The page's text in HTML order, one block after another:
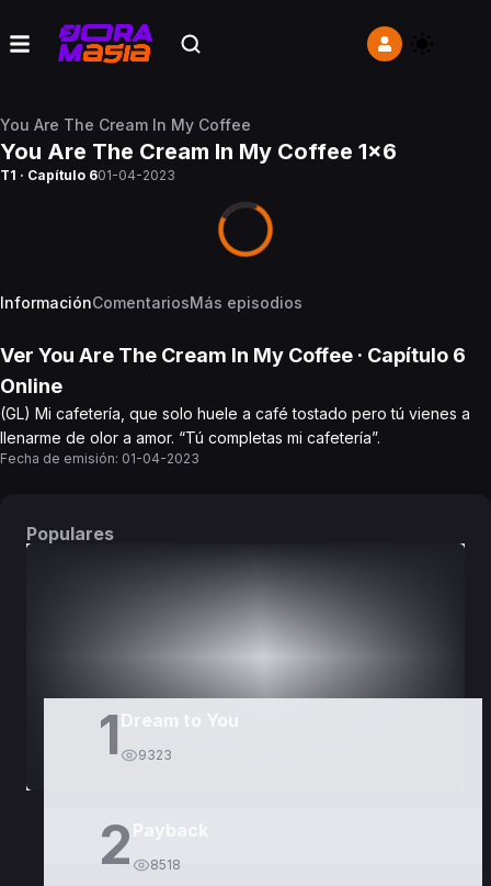
You Are The Cream In My Coffee
You Are The Cream In My Coffee 1x6
T1 · Capítulo 601-04-2023
InformaciónComentariosMás episodios
Ver You Are The Cream In My Coffee · Capítulo 6
Online
(GL) Mi cafetería, que solo huele a café tostado pero tú vienes a
llenarme de olor a amor. “Tú completas mi cafetería”.
Fecha de emisión: 01-04-2023
Populares
1 Dream to You
9323
2 8518